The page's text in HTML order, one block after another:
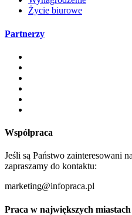
Życie biurowe
Partnerzy
Współpraca
Jeśli są Państwo zainteresowani
zapraszamy do kontaktu:
marketing@infopraca.pl
Praca w największych miastach